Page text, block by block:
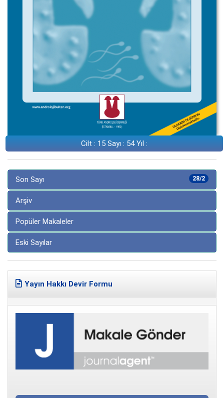
Cilt : 15 Sayı : 54 Yıl :
28/2
Son Sayı
Arşiv
Popüler Makaleler
Eski Sayılar
Yayın Hakkı Devir Formu